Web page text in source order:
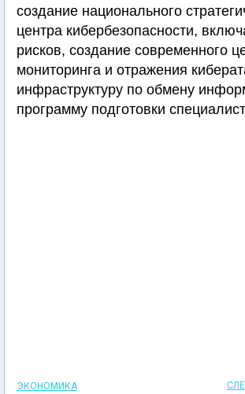
создание национального
центра кибербезопасности,
рисков, создание современного
мониторинга и отражения
инфраструктуру по обмену
программу подготовки
ЭКОНОМИКА